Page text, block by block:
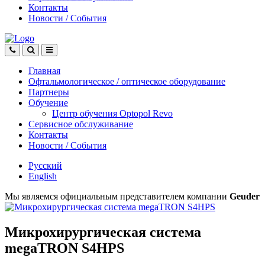
Контакты
Новости / События
Главная
Офтальмологическое / оптическое оборудование
Партнеры
Обучение
Центр обучения Оptopol Revo
Сервисное обслуживание
Контакты
Новости / События
Русский
English
Мы являемся официальным представителем компании Geuder
Микрохирургическая система
megaTRON S4HPS